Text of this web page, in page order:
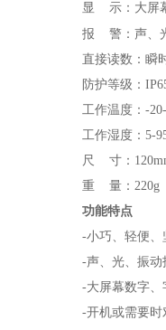
显
示：大屏
报
警：声、
直接读数：瞬
防护等级：
工作温度：-
工作湿度：5-
尺 寸：
重 量：220g
功能特点
-小巧、轻便、
-声、光、振动
-大屏幕数字、
-开机或需要时